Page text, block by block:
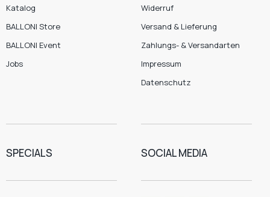
Katalog
BALLONI Store
BALLONI Event
Jobs
Widerruf
Versand & Lieferung
Zahlungs- & Versandarten
Impressum
Datenschutz
SPECIALS SOCIAL MEDIA